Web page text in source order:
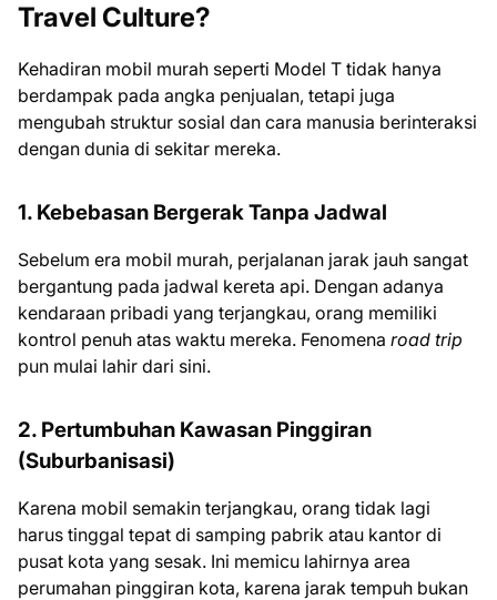
Travel Culture?
Kehadiran mobil murah seperti Model T tidak hanya
berdampak pada angka penjualan, tetapi juga
mengubah struktur sosial dan cara manusia berinteraksi
dengan dunia di sekitar mereka.
1. Kebebasan Bergerak Tanpa Jadwal
Sebelum era mobil murah, perjalanan jarak jauh sangat
bergantung pada jadwal kereta api. Dengan adanya
kendaraan pribadi yang terjangkau, orang memiliki
kontrol penuh atas waktu mereka. Fenomena road trip
pun mulai lahir dari sini.
2. Pertumbuhan Kawasan Pinggiran
(Suburbanisasi)
Karena mobil semakin terjangkau, orang tidak lagi
harus tinggal tepat di samping pabrik atau kantor di
pusat kota yang sesak. Ini memicu lahirnya area
perumahan pinggiran kota, karena jarak tempuh bukan